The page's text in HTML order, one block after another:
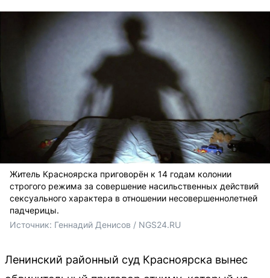
Житель Красноярска приговорён к 14 годам колонии
строгого режима за совершение насильственных действий
сексуального характера в отношении несовершеннолетней
падчерицы.
Источник: Геннадий Денисов / NGS24.RU
Ленинский районный суд Красноярска вынес